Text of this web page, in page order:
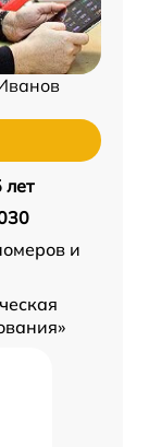
лет
и